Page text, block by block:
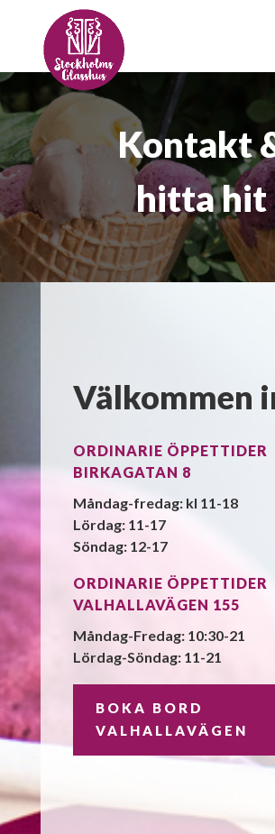
Kontakt
hitta hit
Välkommen
ORDINARIE ÖPPETTIDER
BIRKAGATAN 8
Måndag-fredag: kl 11-18
Lördag: 11-17
Söndag: 12-17
ORDINARIE ÖPPETTIDER
VALHALLAVÄGEN 155
Måndag-Fredag: 10:30-21
Lördag-Söndag: 11-21
BOKA BORD
VALHALLAVÄGEN